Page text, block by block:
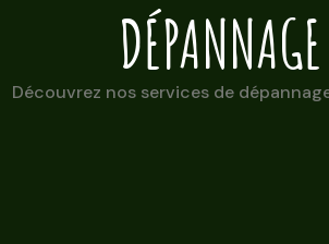
Découvrez nos services de